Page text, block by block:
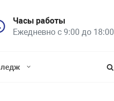
Часы работы
Ежедневно с 9:00 до 18:00